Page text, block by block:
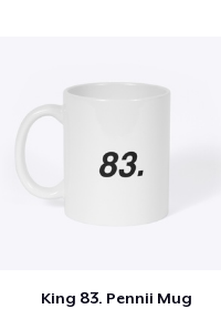
King 83. Pennii Mug